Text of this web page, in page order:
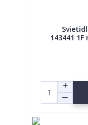
143441 1F